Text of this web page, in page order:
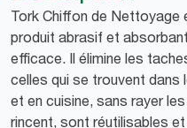
Tork Chiffon de Nettoyage
produit abrasif et
efficace. Il élimine les
celles qui se trouvent
et en cuisine, sans rayer
rincent, sont réutilisables